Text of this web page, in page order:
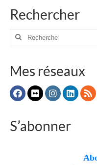
Rechercher
Rechercher
Mes réseaux
S’abonner